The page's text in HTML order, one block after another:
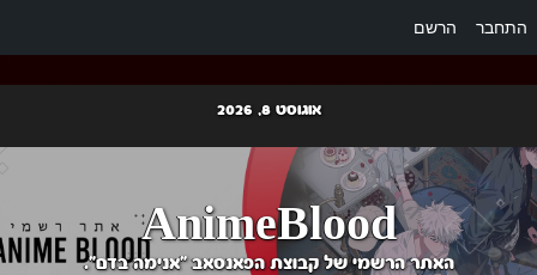
התחבר הרשם
content
אוגוסט 8, 2026
AnimeBlood
האתר הרשמי של קבוצת הפאנסאב "אנימה בדם".